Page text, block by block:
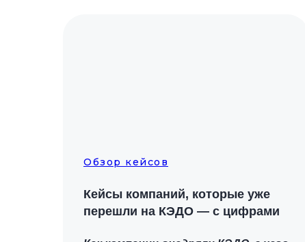
Обзор кейсов
Кейсы компаний, которые уже
перешли на КЭДО — с цифрами